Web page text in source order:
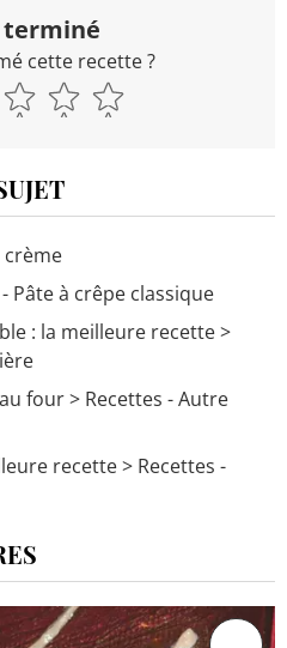
terminé
cette recette ?
crème
Pâte à crêpe classique
: la meilleure recette>
four> Recettes - Autre
recette> Recettes -